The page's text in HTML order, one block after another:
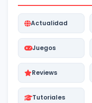
Actualidad
Juegos
Reviews
Tutoriales